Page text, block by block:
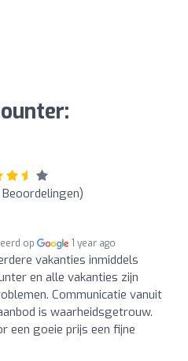
op 1 year ago
vakanties inmiddels
en alle vakanties zijn
Communicatie vanuit
is waarheidsgetrouw.
een goeie prijs een fijne